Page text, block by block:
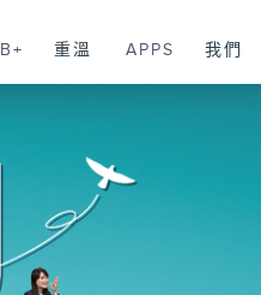
重溫 APPS 我們